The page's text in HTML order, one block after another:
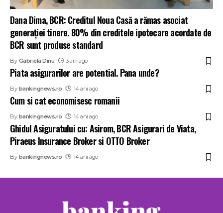
Dana Dima, BCR: Creditul Noua Casă a rămas asociat
generației tinere. 80% din creditele ipotecare acordate de
BCR sunt produse standard
By Gabriela Dinu 3 ani ago
Piata asigurarilor are potential. Pana unde?
By bankingnews.ro 14 ani ago
Cum si cat economisesc romanii
By bankingnews.ro 14 ani ago
Ghidul Asiguratului cu: Asirom, BCR Asigurari de Viata,
Piraeus Insurance Broker si OTTO Broker
By bankingnews.ro 14 ani ago